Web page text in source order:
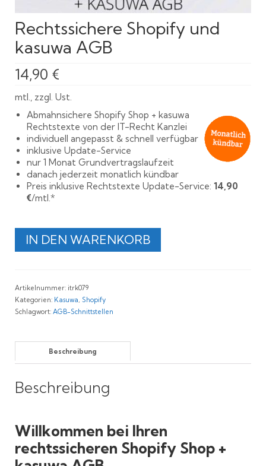
Rechtssichere Shopify und
kasuwa AGB
14,90 €
mtl., zzgl. Ust.
Abmahnsichere Shopify Shop + kasuwa
Rechtstexte von der IT-Recht Kanzlei
individuell angepasst & schnell verfügbar
inklusive Update-Service
nur 1 Monat Grundvertragslaufzeit
danach jederzeit monatlich kündbar
Preis inklusive Rechtstexte Update-Service: 14,90
€/mtl.*
Rechtssichere
Shopify
Menge
IN DEN WARENKORB
Artikelnummer: itrk079
Kategorien: Kasuwa, Shopify
Schlagwort: AGB-Schnittstellen
Beschreibung
Beschreibung
Willkommen bei Ihren
rechtssicheren Shopify Shop +